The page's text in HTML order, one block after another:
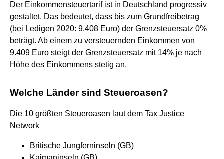
Der Einkommensteuertarif ist in Deutschland progressiv
gestaltet. Das bedeutet, dass bis zum Grundfreibetrag
(bei Ledigen 2020: 9.408 Euro) der Grenzsteuersatz 0%
beträgt. Ab einem zu versteuernden Einkommen von
9.409 Euro steigt der Grenzsteuersatz mit 14% je nach
Höhe des Einkommens stetig an.
Welche Länder sind Steueroasen?
Die 10 größten Steueroasen laut dem Tax Justice
Network
Britische Jungferninseln (GB)